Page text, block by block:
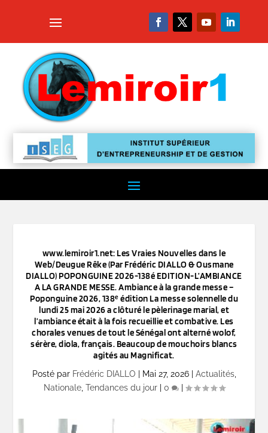
www.lemiroir1.net: Les Vraies Nouvelles dans le
Web/Deugue Rêke (Par Frédéric DIALLO & Ousmane
DIALLO) POPONGUINE 2026-138é EDITION-L’AMBIANCE
A LA GRANDE MESSE. Ambiance à la grande messe –
Poponguine 2026, 138ᵉ édition La messe solennelle du
lundi 25 mai 2026 a clôturé le pèlerinage marial, et
l’ambiance était à la fois recueillie et combative. Les
chorales venues de tout le Sénégal ont alterné wolof,
sérère, diola, français. Beaucoup de mouchoirs blancs
agités au Magnificat.
Posté par Frédéric DIALLO Mai 27, 2026| Actualités,
Nationale, Tendances du jour| 0 |